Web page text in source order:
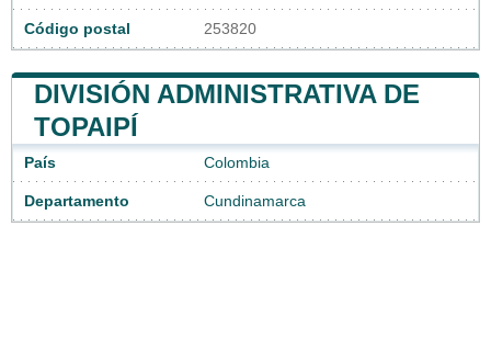
Código postal 253820
DIVISIÓN ADMINISTRATIVA DE
TOPAIPÍ
País Colombia
Departamento Cundinamarca